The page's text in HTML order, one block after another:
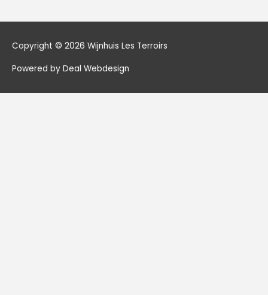
Copyright © 2026 Wijnhuis Les Terroirs
Powered by Deal Webdesign